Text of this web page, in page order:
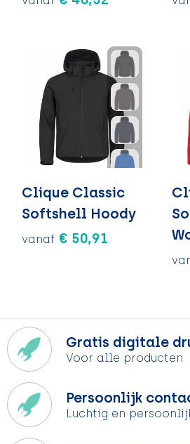
Clique Classic
Softshell Hoody
vanaf € 50,91
Gratis digitale
Voor alle producten
Persoonlijk
Luchtig en